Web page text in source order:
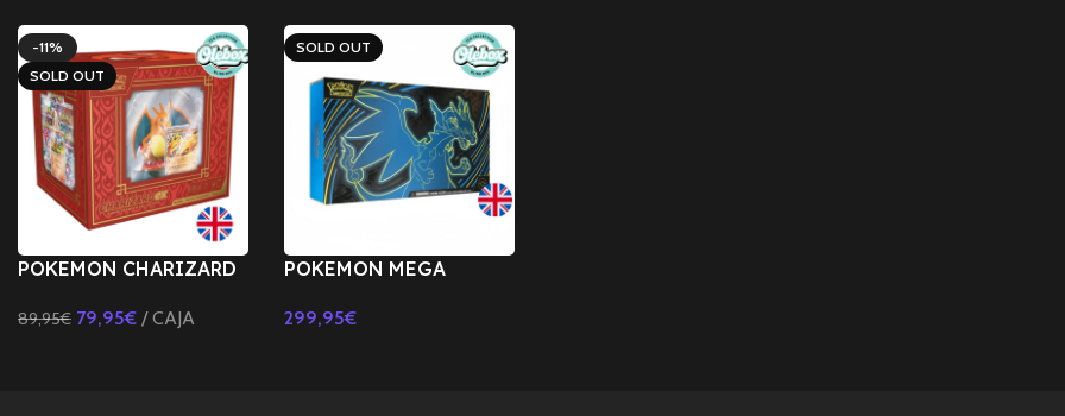
-11%
SOLD OUT
POKEMON CHARIZARD
PREMIUM-INGLÉS
89,95€ 79,95€ CAJA
SOLD OUT
POKEMON MEGA
Premium Collection-
299,95€